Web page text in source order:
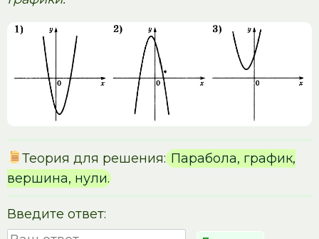
Теория для решения:Парабола, график,
вершина, нули.
Введите ответ: